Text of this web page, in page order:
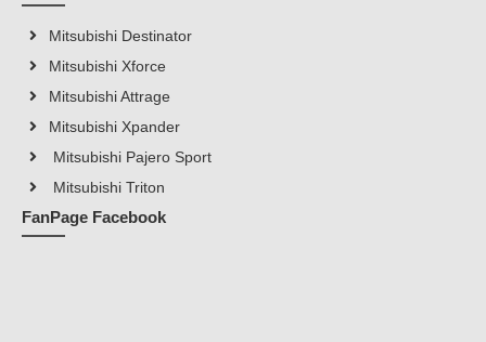
Mitsubishi Destinator
Mitsubishi Xforce
Mitsubishi Attrage
Mitsubishi Xpander
Mitsubishi Pajero Sport
Mitsubishi Triton
FanPage Facebook